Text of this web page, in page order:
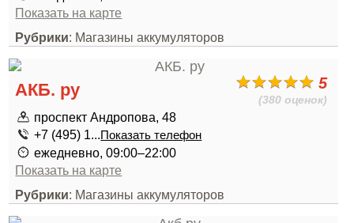
Показать на карте
Рубрики: Магазины аккумуляторов
5
(380 оценок)
АКБ. ру
проспект Андропова, 48
+7 (495) 1...Показать телефон
ежедневно, 09:00–22:00
Показать на карте
Рубрики: Магазины аккумуляторов